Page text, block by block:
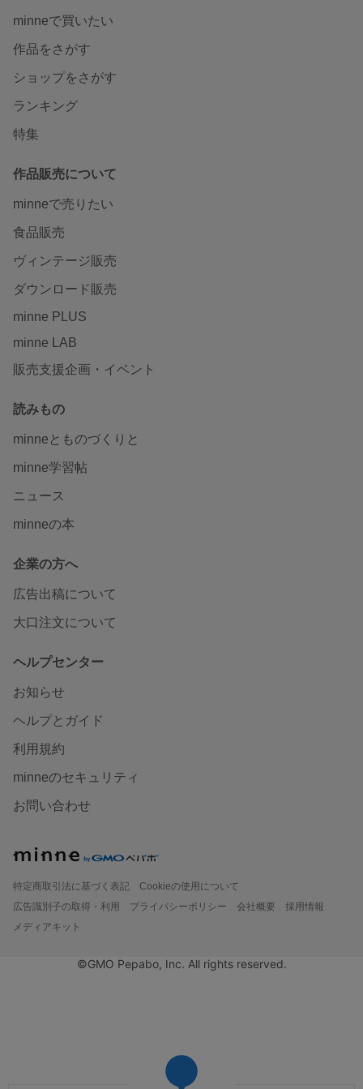
minneで買いたい
作品をさがす
ショップをさがす
ランキング
特集
作品販売について
minneで売りたい
食品販売
ヴィンテージ販売
ダウンロード販売
minne PLUS
minne LAB
販売支援企画・イベント
読みもの
minneとものづくりと
minne学習帖
ニュース
minneの本
企業の方へ
広告出稿について
大口注文について
ヘルプセンター
お知らせ
ヘルプとガイド
利用規約
minneのセキュリティ
お問い合わせ
特定商取引法に基づく表記
Cookieの使用について
広告識別子の取得・利用
プライバシーポリシー 会社概要
採用情報
メディアキット
©GMO Pepabo, Inc. All rights reserved.